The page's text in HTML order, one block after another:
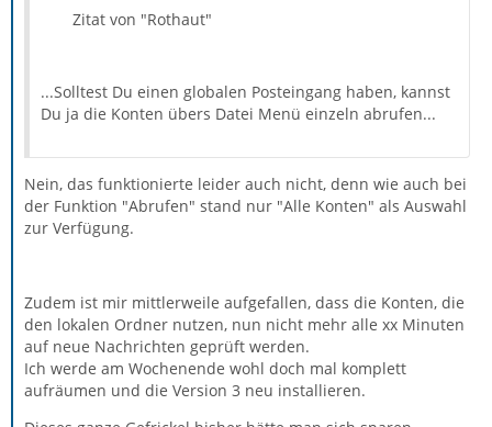
Zitat von "Rothaut"
...Solltest Du einen globalen Posteingang haben, kannst
Du ja die Konten übers Datei Menü einzeln abrufen...
Nein, das funktionierte leider auch nicht, denn wie auch bei
der Funktion "Abrufen" stand nur "Alle Konten" als Auswahl
zur Verfügung.
Zudem ist mir mittlerweile aufgefallen, dass die Konten, die
den lokalen Ordner nutzen, nun nicht mehr alle xx Minuten
auf neue Nachrichten geprüft werden.
Ich werde am Wochenende wohl doch mal komplett
aufräumen und die Version 3 neu installieren.